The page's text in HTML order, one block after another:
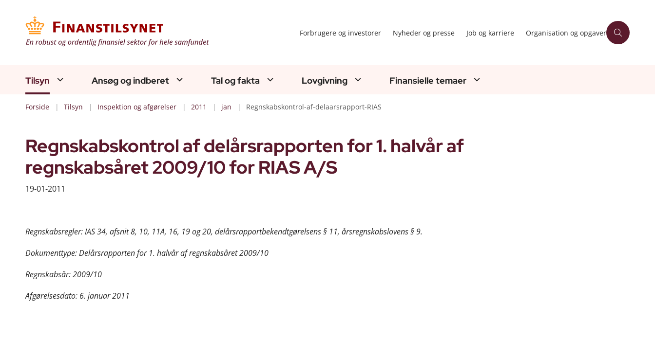
Forbrugere og investorer Nyheder og presse Job og karriere Organisation og opgaver
Tilsyn Ansøg og indberet Tal og fakta Lovgivning Finansielle temaer
Forside Tilsyn Inspektion og afgørelser 2011 jan Regnskabskontrol-af-delaarsrapport-RIAS
Regnskabskontrol af delårsrapporten for 1. halvår af
regnskabsåret 2009/10 for RIAS A/S
19-01-2011
Regnskabsregler: IAS 34, afsnit 8, 10, 11A, 16, 19 og 20, delårsrapportbekendtgørelsens § 11, årsregnskabslovens § 9.
Dokumenttype: Delårsrapporten for 1. halvår af regnskabsåret 2009/10
Regnskabsår: 2009/10
Afgørelsesdato: 6. januar 2011